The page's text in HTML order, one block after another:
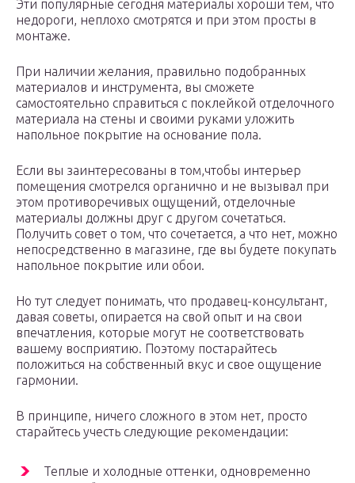
Эти популярные сегодня материалы хороши тем, что
недороги, неплохо смотрятся и при этом просты в
монтаже.
При наличии желания, правильно подобранных
материалов и инструмента, вы сможете
самостоятельно справиться с поклейкой отделочного
материала на стены и своими руками уложить
напольное покрытие на основание пола.
Если вы заинтересованы в том,чтобы интерьер
помещения смотрелся органично и не вызывал при
этом противоречивых ощущений, отделочные
материалы должны друг с другом сочетаться.
Получить совет о том, что сочетается, а что нет, можно
непосредственно в магазине, где вы будете покупать
напольное покрытие или обои.
Но тут следует понимать, что продавец-консультант,
давая советы, опирается на свой опыт и на свои
впечатления, которые могут не соответствовать
вашему восприятию. Поэтому постарайтесь
положиться на собственный вкус и свое ощущение
гармонии.
В принципе, ничего сложного в этом нет, просто
старайтесь учесть следующие рекомендации:
Теплые и холодные оттенки, одновременно